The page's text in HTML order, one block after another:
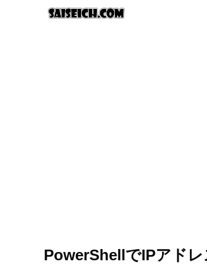
PowerShellでIPアド